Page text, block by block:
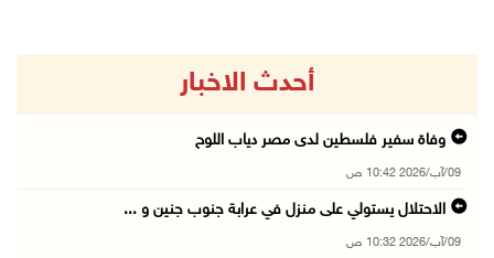
أحدث الاخبار
وفاة سفير فلسطين لدى مصر دياب اللوح
09/آب/2026 10:42 ص
الاحتلال يستولي على منزل في عرابة جنوب جنين و ...
09/آب/2026 10:32 ص